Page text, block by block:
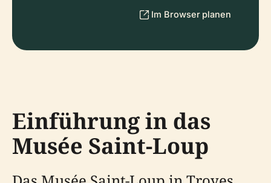
Im Browser planen
Einführung in das
Musée Saint-Loup